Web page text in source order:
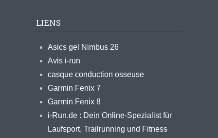
LIENS
Asics gel Nimbus 26
Avis i-run
casque conduction osseuse
Garmin Fenix 7
Garmin Fenix 8
i-Run.de : Dein Online-Spezialist für
Laufsport, Trailrunning und Fitness